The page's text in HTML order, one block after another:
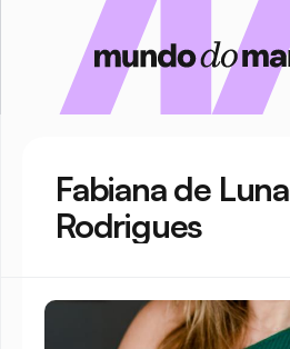
Fabiana de Luna
Rodrigues